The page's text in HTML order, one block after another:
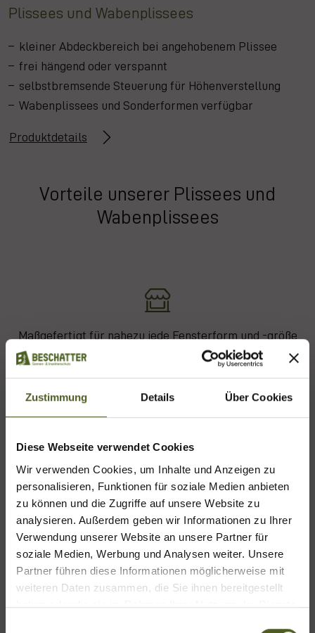
Zustimmung Details Über Cookies
Diese Webseite verwendet Cookies
Wir verwenden Cookies, um Inhalte und Anzeigen zu
personalisieren, Funktionen für soziale Medien anbieten
zu können und die Zugriffe auf unsere Website zu
analysieren. Außerdem geben wir Informationen zu Ihrer
Verwendung unserer Website an unsere Partner für
soziale Medien, Werbung und Analysen weiter. Unsere
Partner führen diese Informationen möglicherweise mit
weiteren Daten zusammen, die Sie ihnen bereitgestellt
haben oder die sie im Rahmen Ihrer Nutzung der Dienste
Plissees und Wabenplissees
kleiner Abdeckbereich bei angehobenem Plissee
frei hängend oder verspannt
selbstbremsende Steuerung für Höhenverstellung
Wabenplissees und Sonderformen verfügbar
Produktdetails
Vorteile unserer Plissees und
Wabenplissees
Maßgefertigt für nahezu jede Fensterform und -größe
Große Auswahl an Farben, Stoffen und Mustern
Zusätzliche Wärmedämmung durch Wabenplissees
Online Termin buchen
Buchen Sie IhrenBeratungstermin online
egal, ob Sie eine Beratung bei uns oder